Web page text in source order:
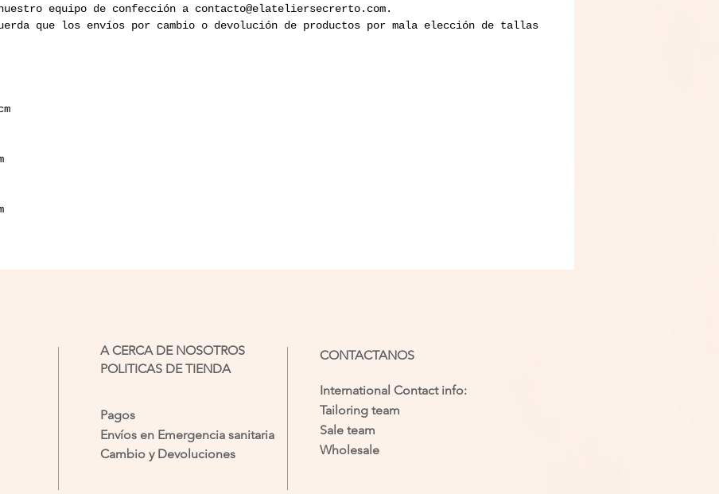
equipo de confección a contacto@elateliersecrerto.com.
que los envíos por cambio o devolución de productos por mala elección de tallas
A CERCA DE NOSOTROS
POLITICAS DE TIENDA
Pagos
Envíos en Emergencia sanitaria
Cambio y Devoluciones
CONTACTANOS
International Contact info:
Tailoring team
Sale team
Wholesale